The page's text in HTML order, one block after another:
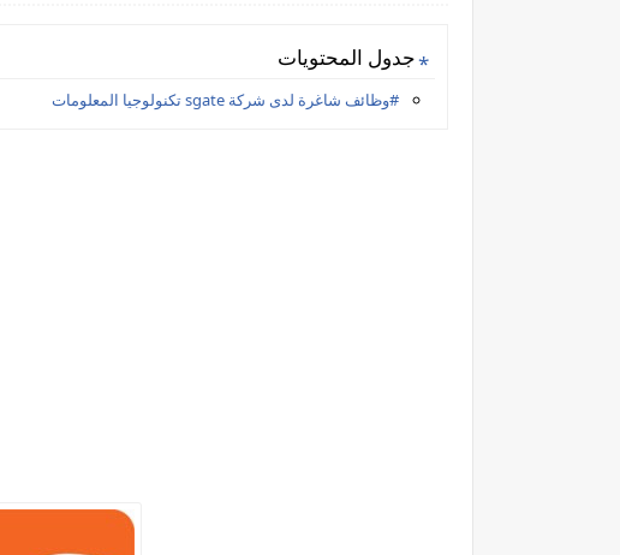
جدول المحتويات
#وظائف شاغرة لدى شركة sgate تكنولوجيا المعلومات